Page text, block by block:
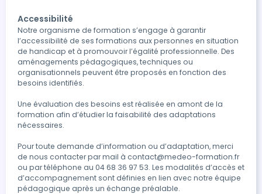
Accessibilité
Notre organisme de formation s’engage à garantir
l’accessibilité de ses formations aux personnes en situation
de handicap et à promouvoir l’égalité professionnelle. Des
aménagements pédagogiques, techniques ou
organisationnels peuvent être proposés en fonction des
besoins identifiés.
Une évaluation des besoins est réalisée en amont de la
formation afin d’étudier la faisabilité des adaptations
nécessaires.
Pour toute demande d’information ou d’adaptation, merci
de nous contacter par mail à contact@medeo-formation.fr
ou par téléphone au 04 68 36 97 53. Les modalités d’accès et
d’accompagnement sont définies en lien avec notre équipe
pédagogique après un échange préalable.